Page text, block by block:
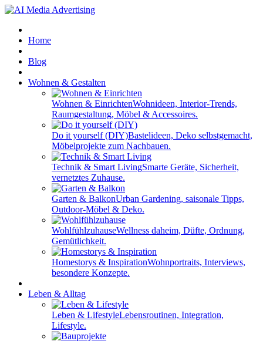
Home
Blog
Wohnen & Gestalten
Wohnen & EinrichtenWohnideen, Interior-Trends,
Raumgestaltung, Möbel & Accessoires.
Do it yourself (DIY)Bastelideen, Deko selbstgemacht,
Möbelprojekte zum Nachbauen.
Technik & Smart LivingSmarte Geräte, Sicherheit,
vernetztes Zuhause.
Garten & BalkonUrban Gardening, saisonale Tipps,
Outdoor-Möbel & Deko.
WohlfühlzuhauseWellness daheim, Düfte, Ordnung,
Gemütlichkeit.
Homestorys & InspirationWohnportraits, Interviews,
besondere Konzepte.
Leben & Alltag
Leben & LifestyleLebensroutinen, Integration,
Lifestyle.